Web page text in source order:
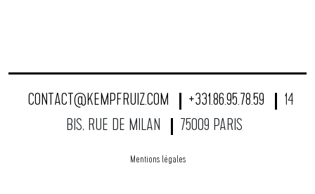
CONTACT@KEMPFRUIZ.COM +331.86.95.78.59
14
BIS, RUE DE MILAN
75009 PARIS
Mentions légales